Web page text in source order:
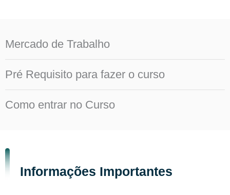
Mercado de Trabalho
Pré Requisito para fazer o curso
Como entrar no Curso
Informações Importantes